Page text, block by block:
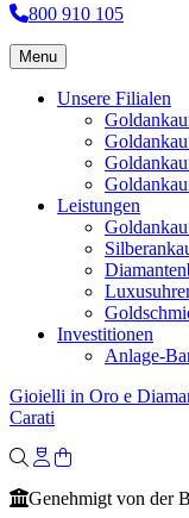
800 910 105
Menu
Unsere Filialen
Leistungen
Investitionen
Anlage-
Gioielli in Oro e
Carati
Genehmigt von der